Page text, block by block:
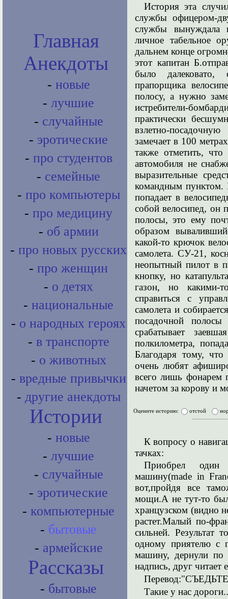
Главная
Анекдоты
- новые
- лучшие
- случайные
- эротические
- про студентов
- семейные
- про компьютеры
- про медицину
- об армии
- про новых русских
- про женщин
- о детях
- национальные
- о народных героях
- в транспорте
- о животных
- вредные привычки
- другие анекдоты
Истории
- новые
- лучшие
- случайные
- эротические
- компьютерные
- бытовые
- армейские
Рассказы
- бытовые
История эта
службы офицером-
службы вынуждала
личное табельное
дальнем конце
этот капитан
было
прапорщика
полосу, а нужно
истребители-
практически
взлетно-
замечает в 100
также отметить,
автомобиля не
выразительные
командным пунктом.
попадает в
собой велосипед, он
полосы, это ему
образом
какой-то крючок
самолета. СУ-21,
неопытный пилот в
кнопку, но
газон, но какими-
справиться с
самолета и
посадочной
срабатывает
полкилометра,
Благодаря тому,
очень любят
всего лишь фонарем
начетом за корову и
Оцените историю: отстой
К вопросу о
тачках:
Приобрел один
машину(made in
вот,пройдя все
мощи.А не тут-то
хранцузском (видно
растет.Малый по-
сильней. Результат
одному приятелю с
машину, дернули по
надпись, друг читает
Такие у нас